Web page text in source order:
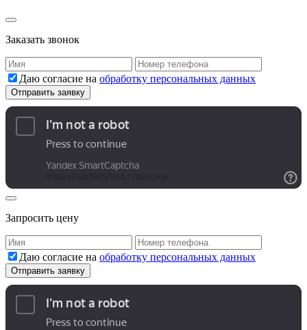
Заказать звонок
Даю согласие на обработку персональных данных
Запросить цену
Даю согласие на обработку персональных данных